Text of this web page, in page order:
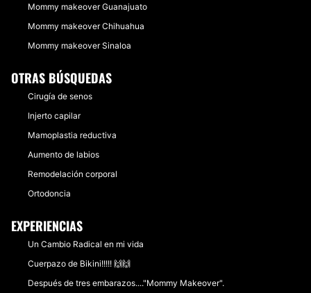
Mommy makeover Guanajuato
Mommy makeover Chihuahua
Mommy makeover Sinaloa
OTRAS BÚSQUEDAS
Cirugía de senos
Injerto capilar
Mamoplastia reductiva
Aumento de labios
Remodelación corporal
Ortodoncia
EXPERIENCIAS
Un Cambio Radical en mi vida
Cuerpazo de Bikini!!!!! 🙌🙌
Después de tres embarazos...."Mommy Makeover".